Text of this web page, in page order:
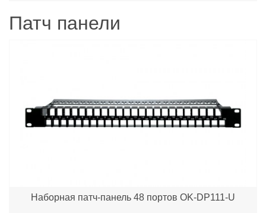
Патч панели
Наборная патч-панель 48 портов OK-DP111-U